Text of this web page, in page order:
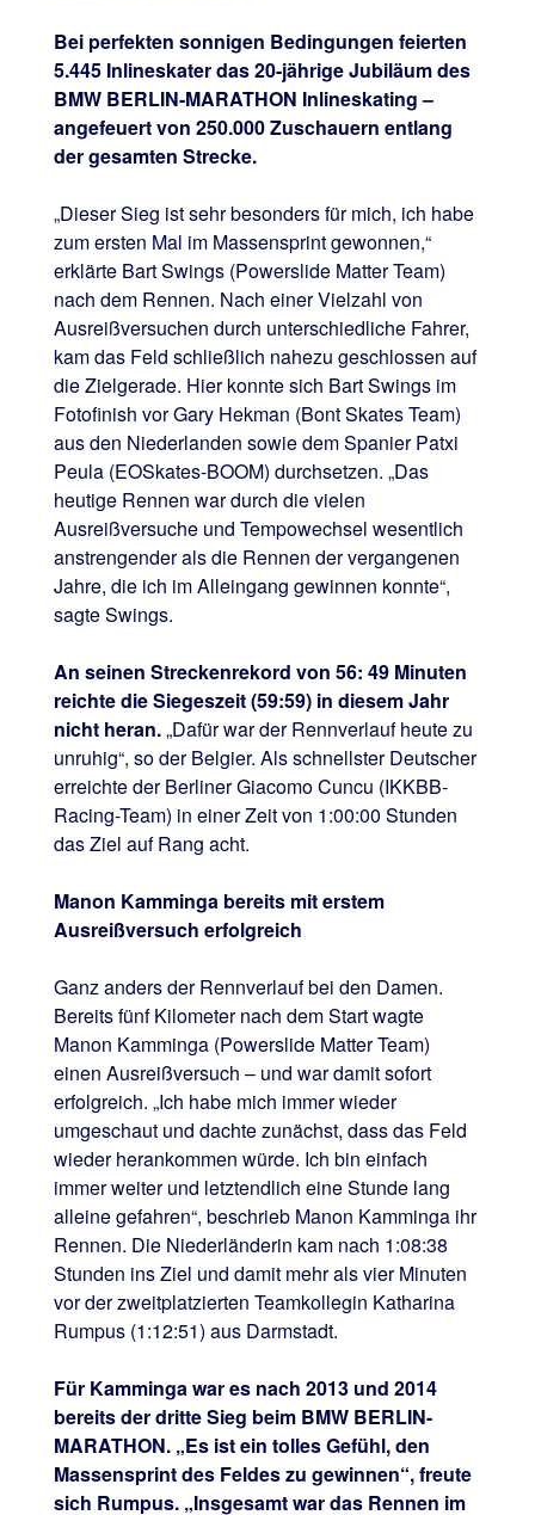
Bei perfekten sonnigen Bedingungen feierten
5.445 Inlineskater das 20-jährige Jubiläum des
BMW BERLIN-MARATHON Inlineskating –
angefeuert von 250.000 Zuschauern entlang
der gesamten Strecke.
„Dieser Sieg ist sehr besonders für mich, ich habe
zum ersten Mal im Massensprint gewonnen,“
erklärte Bart Swings (Powerslide Matter Team)
nach dem Rennen. Nach einer Vielzahl von
Ausreißversuchen durch unterschiedliche Fahrer,
kam das Feld schließlich nahezu geschlossen auf
die Zielgerade. Hier konnte sich Bart Swings im
Fotofinish vor Gary Hekman (Bont Skates Team)
aus den Niederlanden sowie dem Spanier Patxi
Peula (EOSkates-BOOM) durchsetzen. „Das
heutige Rennen war durch die vielen
Ausreißversuche und Tempowechsel wesentlich
anstrengender als die Rennen der vergangenen
Jahre, die ich im Alleingang gewinnen konnte“,
sagte Swings.
An seinen Streckenrekord von 56: 49 Minuten
reichte die Siegeszeit (59:59) in diesem Jahr
nicht heran.„Dafür war der Rennverlauf heute zu
unruhig“, so der Belgier. Als schnellster Deutscher
erreichte der Berliner Giacomo Cuncu (IKKBB-
Racing-Team) in einer Zeit von 1:00:00 Stunden
das Ziel auf Rang acht.
Manon Kamminga bereits mit erstem
Ausreißversuch erfolgreich
Ganz anders der Rennverlauf bei den Damen.
Bereits fünf Kilometer nach dem Start wagte
Manon Kamminga (Powerslide Matter Team)
einen Ausreißversuch – und war damit sofort
erfolgreich. „Ich habe mich immer wieder
umgeschaut und dachte zunächst, dass das Feld
wieder herankommen würde. Ich bin einfach
immer weiter und letztendlich eine Stunde lang
alleine gefahren“, beschrieb Manon Kamminga ihr
Rennen. Die Niederländerin kam nach 1:08:38
Stunden ins Ziel und damit mehr als vier Minuten
vor der zweitplatzierten Teamkollegin Katharina
Rumpus (1:12:51) aus Darmstadt.
Für Kamminga war es nach 2013 und 2014
bereits der dritte Sieg beim BMW BERLIN-
MARATHON. „Es ist ein tolles Gefühl, den
Massensprint des Feldes zu gewinnen“, freute
sich Rumpus. „Insgesamt war das Rennen im